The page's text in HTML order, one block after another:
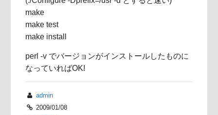
make
make test
make install
perl -v でバージョンがインストールしたものに
なっていればOK!
admin
2009/01/08